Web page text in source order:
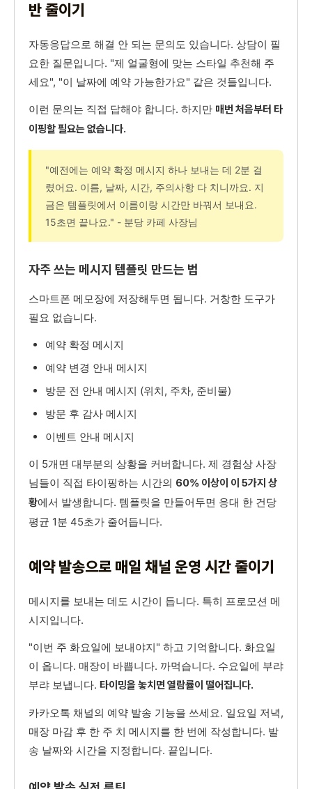
반 줄이기
자동응답으로 해결 안 되는 문의도 있습니다. 상담이 필
요한 질문입니다. "제 얼굴형에 맞는 스타일 추천해 주
세요", "이 날짜에 예약 가능한가요" 같은 것들입니다.
이런 문의는 직접 답해야 합니다. 하지만 매번 처음부터 타
이핑할 필요는 없습니다.
"예전에는 예약 확정 메시지 하나 보내는 데 2분 걸
렸어요. 이름, 날짜, 시간, 주의사항 다 치니까요. 지
금은 템플릿에서 이름이랑 시간만 바꿔서 보내요.
15초면 끝나요." - 분당 카페 사장님
자주 쓰는 메시지 템플릿 만드는 법
스마트폰 메모장에 저장해두면 됩니다. 거창한 도구가
필요 없습니다.
예약 확정 메시지
예약 변경 안내 메시지
방문 전 안내 메시지 (위치, 주차, 준비물)
방문 후 감사 메시지
이벤트 안내 메시지
이 5개면 대부분의 상황을 커버합니다. 제 경험상 사장
님들이 직접 타이핑하는 시간의 60% 이상이 이 5가지 상
황에서 발생합니다. 템플릿을 만들어두면 응대 한 건당
평균 1분 45초가 줄어듭니다.
예약 발송으로 매일 채널 운영 시간 줄이기
메시지를 보내는 데도 시간이 듭니다. 특히 프로모션 메
시지입니다.
"이번 주 화요일에 보내야지" 하고 기억합니다. 화요일
이 옵니다. 매장이 바쁩니다. 까먹습니다. 수요일에 부랴
부랴 보냅니다. 타이밍을 놓치면 열람률이 떨어집니다.
카카오톡 채널의 예약 발송 기능을 쓰세요. 일요일 저녁,
매장 마감 후 한 주 치 메시지를 한 번에 작성합니다. 발
송 날짜와 시간을 지정합니다. 끝입니다.